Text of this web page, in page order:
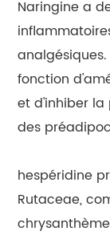
Naringine a
fonction
et d'inhiber
des
hespéridine
Rutaceae,